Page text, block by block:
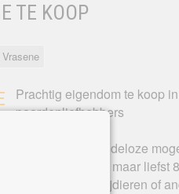
TE KOOP
Prachtig eigendom te koop
paardenliefhebbers
ruimte, rust en eindeloze
in Vrasene biedt maar liefst
paarden, boerderijdieren of